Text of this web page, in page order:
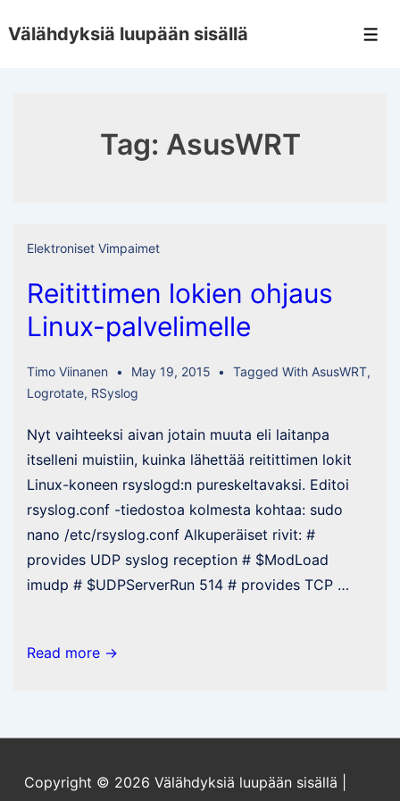
Skip
Välähdyksiä luupään sisällä
Tag: AsusWRT
Elektroniset Vimpaimet
Reitittimen lokien ohjaus
Linux-palvelimelle
Timo Viinanen May 19, 2015 Tagged WithAsusWRT,
Logrotate, RSyslog
Nyt vaihteeksi aivan jotain muuta eli laitanpa
itselleni muistiin, kuinka lähettää reitittimen lokit
Linux-koneen rsyslogd:n pureskeltavaksi. Editoi
rsyslog.conf -tiedostoa kolmesta kohtaa: sudo
nano /etc/rsyslog.conf Alkuperäiset rivit: #
provides UDP syslog reception # $ModLoad
imudp # $UDPServerRun 514 # provides TCP …
Reitittimen
Read more →
Copyright © 2026 Välähdyksiä luupään sisällä